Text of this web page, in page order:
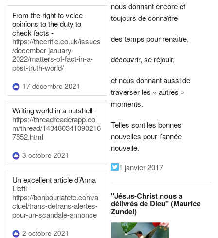
From the right to voice
opinions to the duty to
check facts -
https://thecritic.co.uk/issues
/december-january-
2022/matters-of-fact-in-a-
post-truth-world/
17 décembre 2021
Writing world in a nutshell -
https://threadreaderapp.co
m/thread/143480341090216
7552.html
3 octobre 2021
Un excellent article d’Anna
Lietti -
https://bonpourlatete.com/a
ctuel/trans-detrans-alertes-
pour-un-scandale-annonce
2 octobre 2021
nous donnant encore et
toujours de connaître
des temps pour renaître,
découvrir, se réjouir,
et nous donnant aussi de
traverser les « autres »
moments.
Telles sont les bonnes
nouvelles pour l’année
nouvelle.
1 janvier 2017
"Jésus-Christ nous a
délivrés de Dieu" (Maurice
Zundel)